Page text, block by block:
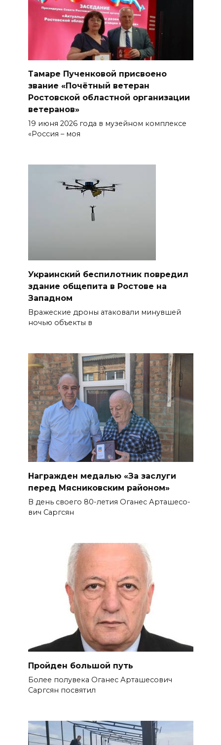
Тамаре Пученковой присвоено
звание «Почётный ветеран
Ростовской областной организации
ветеранов»
19 июня 2026 года в музейном комплексе
«Россия – моя
Украинский беспилотник повредил
здание общепита в Ростове на
Западном
Вражеские дроны атаковали минувшей
ночью объекты в
Награжден медалью «За заслуги
перед Мясниковским районом»
В день своего 80-летия Оганес Арташесо­
вич Саргсян
Пройден большой путь
Более полувека Оганес Арташесо­вич
Саргсян посвятил